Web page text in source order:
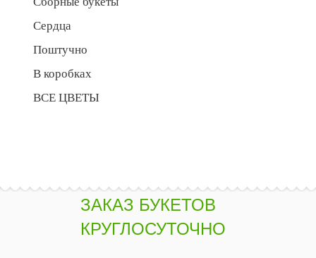
Сердца
Поштучно
В коробках
ВСЕ ЦВЕТЫ
ЗАКАЗ БУКЕТОВ
КРУГЛОСУТОЧНО